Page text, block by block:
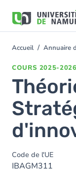
contenu
You
Accueil Annuaire
COURS 2025-2026
Code de l'UE
IBAGM311